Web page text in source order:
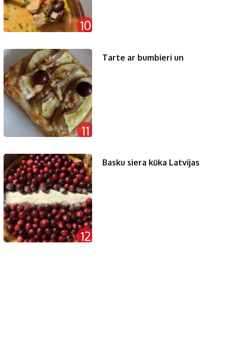
10
11
Tarte ar bumbieri un
12
Basku siera kūka Latvijas